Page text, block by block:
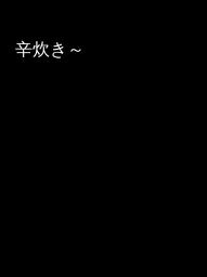
辛炊き～